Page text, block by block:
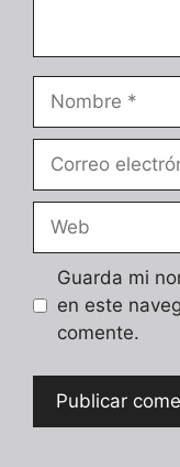
Nombre
Correo
Web
Guarda mi
en este
comente.